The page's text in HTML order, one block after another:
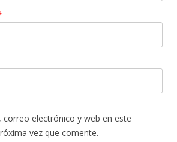
correo electrónico y web en este
vez que comente.